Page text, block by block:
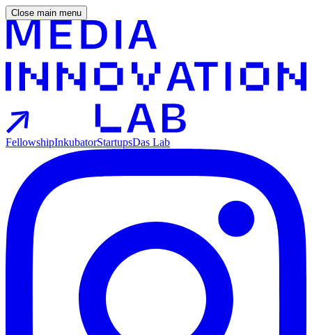
Close main menu
FellowshipInkubatorStartupsDas Lab